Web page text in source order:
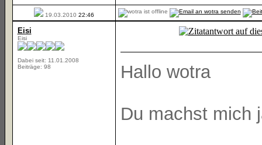
19.03.2010 22:46
Eisi
Eisi
Dabei seit: 11.01.2008
Beiträge: 98
Hallo wotra
Du machst mich